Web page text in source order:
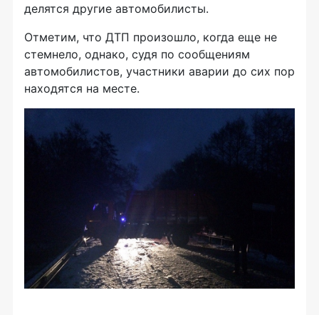
делятся другие автомобилисты.
Отметим, что ДТП произошло, когда еще не
стемнело, однако, судя по сообщениям
автомобилистов, участники аварии до сих пор
находятся на месте.